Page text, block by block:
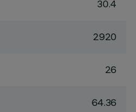
30.4
2920
26
64.36